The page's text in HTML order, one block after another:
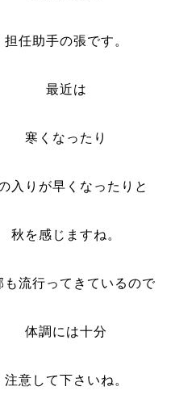
担任助手の張です。
最近は
寒くなったり
入りが早くなったりと
秋を感じますね。
も流行ってきているので
体調には十分
注意して下さいね。